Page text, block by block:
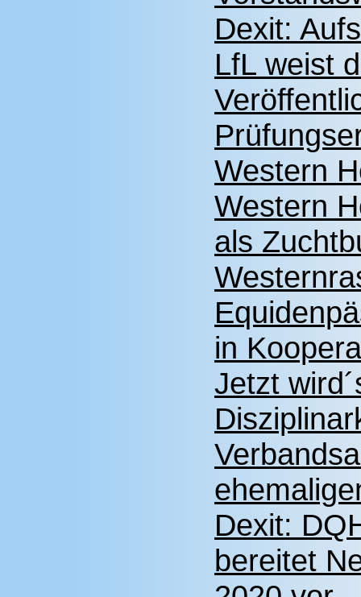
Dexit:
LfL weist
Western
Western
als
in
Jetzt
Dexit:
bereitet